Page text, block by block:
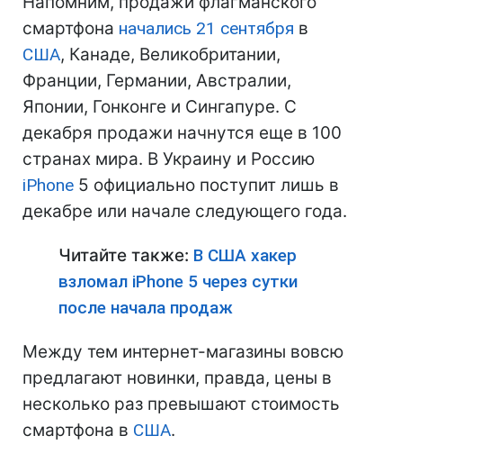
смартфона начались 21 сентября в
США, Канаде, Великобритании,
Франции, Германии, Австралии,
Японии, Гонконге и Сингапуре. С
декабря продажи начнутся еще в 100
странах мира. В Украину и Россию
iPhone 5 официально поступит лишь в
декабре или начале следующего года.
Читайте также: В США хакер
взломал iPhone 5 через сутки
после начала продаж
Между тем интернет-магазины вовсю
предлагают новинки, правда, цены в
несколько раз превышают стоимость
смартфона в США.